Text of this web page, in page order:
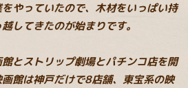
やっていたので、木材をいっぱい持
してきたのが始まりです。
とストリップ劇場とパチンコ店を開
館は神戸だけで8店舗、東宝系の映